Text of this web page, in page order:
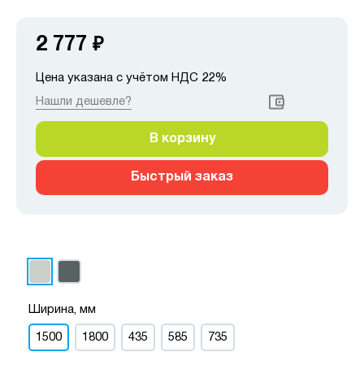
2 777 ₽
Цена указана с учётом НДС 22%
Нашли дешевле?
В корзину
Быстрый заказ
Ширина, мм
1500 1800 435 585 735